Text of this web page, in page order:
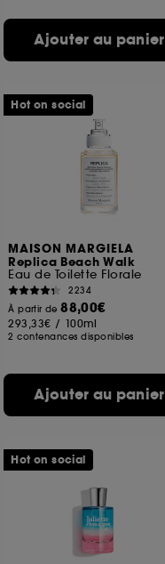
Ajouter au panier
MAISON MARGIELA
Replica Beach Walk
Eau de Toilette Florale
2234
À partir de88,00€
293,33€ / 100ml
2 contenances disponibles
Ajouter au panier
Hot on social
Hot on social